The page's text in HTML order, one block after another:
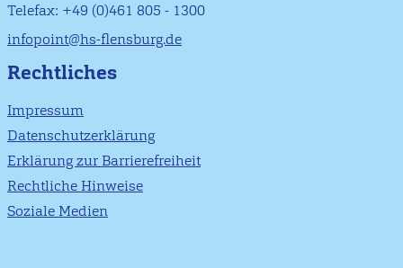
Telefax: +49 (0)461 805 - 1300
infopoint@hs-flensburg.de
Rechtliches
Impressum
Datenschutzerklärung
Erklärung zur Barrierefreiheit
Rechtliche Hinweise
Soziale Medien